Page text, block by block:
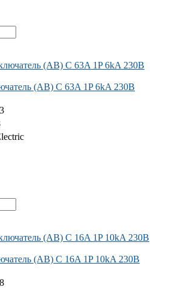
(АВ) C 63A 1P 6kA 230В
(АВ) C 16A 1P 10kA 230В